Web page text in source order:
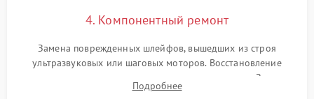
4. Компонентный ремонт
Замена поврежденных шлейфов, вышедших из строя
ультразвуковых или шаговых моторов. Восстановление
геометрии направляющих при заклинивании зума. Замена
неисправного блока диафрагмы, датчиков положения или
Подробнее